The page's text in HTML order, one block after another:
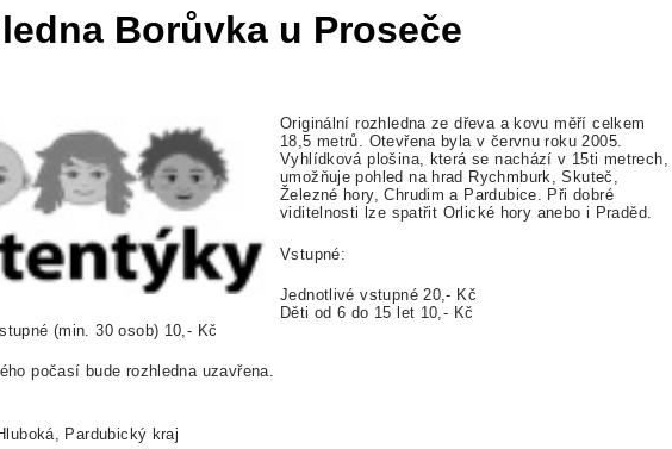
Borůvka u Proseče
Originální rozhledna ze dřeva a kovu měří celkem
18,5 metrů. Otevřena byla v červnu roku 2005.
Vyhlídková plošina, která se nachází v 15ti metrech,
umožňuje pohled na hrad Rychmburk, Skuteč,
Železné hory, Chrudim a Pardubice. Při dobré
viditelnosti lze spatřit Orlické hory anebo i Praděd.
Vstupné:
Jednotlivé vstupné 20,- Kč
Děti od 6 do 15 let 10,- Kč
(min. 30 osob) 10,- Kč
počasí bude rozhledna uzavřena.
Pardubický kraj